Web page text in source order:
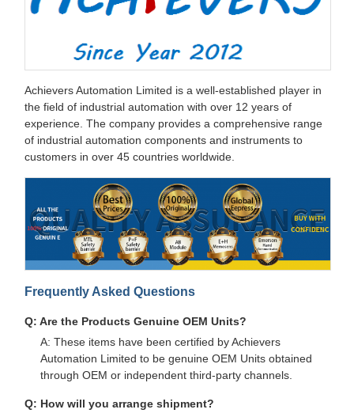
Achievers Automation Limited is a well-established player in
the field of industrial automation with over 12 years of
experience. The company provides a comprehensive range
of industrial automation components and instruments to
customers in over 45 countries worldwide.
Frequently Asked Questions
Q: Are the Products Genuine OEM Units?
A: These items have been certified by Achievers
Automation Limited to be genuine OEM Units obtained
through OEM or independent third-party channels.
Q: How will you arrange shipment?